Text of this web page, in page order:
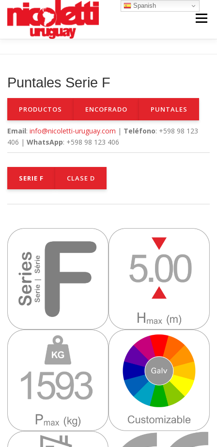
contenido
Menú
CONTACTO NOSOTROS
Puntales Serie F
PRODUCTOS ENCOFRADO PUNTALES
Email: info@nicoletti-uruguay.com | Teléfono: +598 98 123
406 | WhatsApp: +598 98 123 406
SERIE F CLASE D
Spanish